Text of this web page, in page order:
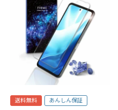
送料無料 あんしん保証